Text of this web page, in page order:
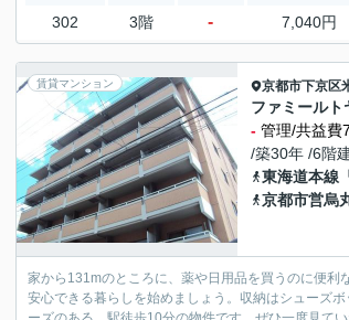
302 3階 - 7,040円
賃貸マンション 京都市下京区
ファミールト
- 管理/共益費
/築30年 /6階
東海道本線
京都市営烏
家から131mのところに、薬や日用品を買うのに便利
安心できる暮らしを始めましょう。収納はシューズ